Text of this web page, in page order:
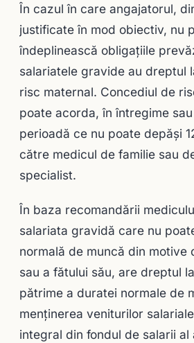
În cazul în care angajatorul,
justificate în mod obiectiv, nu
îndeplinească obligaţiile
salariatele gravide au dreptul
risc maternal. Concediul de
poate acorda, în întregime
perioadă ce nu poate depăşi
către medicul de familie sau
specialist.
În baza recomandării
salariata gravidă care nu
normală de muncă din motive
sau a fătului său, are dreptul
pătrime a duratei normale de
menţinerea veniturilor
integral din fondul de salarii al